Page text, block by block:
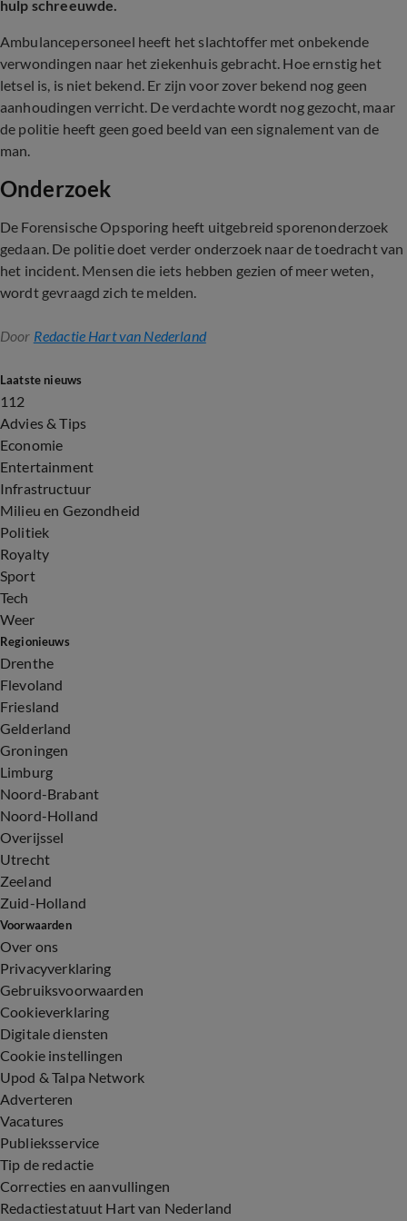
hulp schreeuwde.
Ambulancepersoneel heeft het slachtoffer met onbekende
verwondingen naar het ziekenhuis gebracht. Hoe ernstig het
letsel is, is niet bekend. Er zijn voor zover bekend nog geen
aanhoudingen verricht. De verdachte wordt nog gezocht, maar
de politie heeft geen goed beeld van een signalement van de
man.
Onderzoek
De Forensische Opsporing heeft uitgebreid sporenonderzoek
gedaan. De politie doet verder onderzoek naar de toedracht van
het incident. Mensen die iets hebben gezien of meer weten,
wordt gevraagd zich te melden.
Door Redactie Hart van Nederland
Laatste nieuws
112
Advies & Tips
Economie
Entertainment
Infrastructuur
Milieu en Gezondheid
Politiek
Royalty
Sport
Tech
Weer
Regionieuws
Drenthe
Flevoland
Friesland
Gelderland
Groningen
Limburg
Noord-Brabant
Noord-Holland
Overijssel
Utrecht
Zeeland
Zuid-Holland
Voorwaarden
Over ons
Privacyverklaring
Gebruiksvoorwaarden
Cookieverklaring
Digitale diensten
Cookie instellingen
Upod & Talpa Network
Adverteren
Vacatures
Publieksservice
Tip de redactie
Correcties en aanvullingen
Redactiestatuut Hart van Nederland